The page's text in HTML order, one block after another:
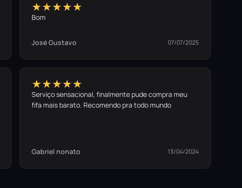
★★★★★
Bom
José Gustavo 07/07/2025
★★★★★
Serviço sensacional, finalmente pude compra meu
fifa mais barato. Recomendo pra todo mundo
Gabriel nonato 13/04/2024